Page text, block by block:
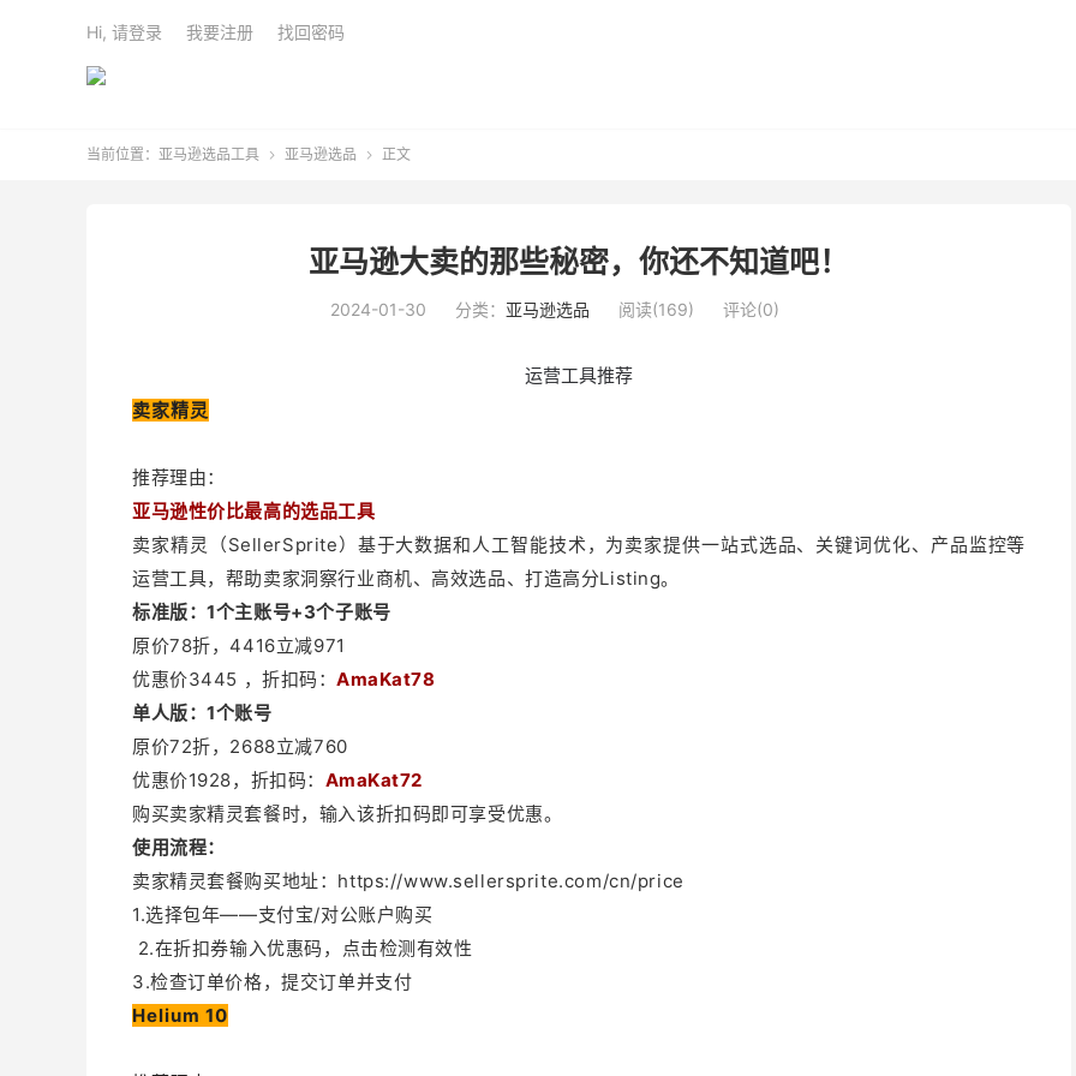
Hi, 请登录 我要注册 找回密码
当前位置： 亚马逊选品工具  亚马逊选品  正文
亚马逊大卖的那些秘密，你还不知道吧！
2024-01-30 分类： 亚马逊选品 阅读(169) 评论(0)
运营工具推荐
卖家精灵
推荐理由：
亚马逊性价比最高的选品工具
卖家精灵（SellerSprite）基于大数据和人工智能技术，为卖家提供一站式选品、关键词优化、产品监控等
运营工具，帮助卖家洞察行业商机、高效选品、打造高分Listing。
标准版：1个主账号+3个子账号
原价78折，4416立减971
优惠价3445 ，折扣码：AmaKat78
单人版：1个账号
原价72折，2688立减760
优惠价1928， 折扣码： AmaKat72
购买卖家精灵套餐时，输入该折扣码即可享受优惠。
使用流程：
卖家精灵套餐购买地址：https://www.sellersprite.com/cn/price
1.选择包年——支付宝/对公账户购买
2.在折扣券输入优惠码，点击检测有效性
3.检查订单价格，提交订单并支付
Helium 10